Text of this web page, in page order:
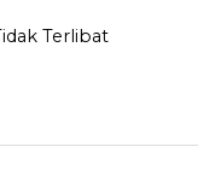
Terlibat